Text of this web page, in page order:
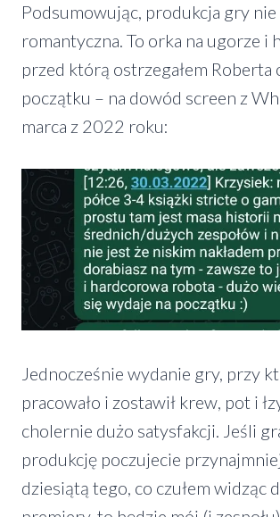
Podsumowując, produkcja gry nie
romantyczna. To orka na ugorze i
przed którą ostrzegałem Roberta
początku – na dowód screen z
marca z 2022 roku:
Jednocześnie wydanie gry, przy
pracowało i zostawił krew, pot i
cholernie dużo satysfakcji. Jeśli
produkcję poczujecie
dziesiątą tego, co czułem widząc